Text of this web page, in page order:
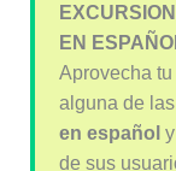
EN
Aprovecha
alguna de
en español
de sus